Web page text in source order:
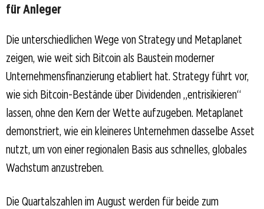
für Anleger
Die unterschiedlichen Wege von Strategy und Metaplanet
zeigen, wie weit sich Bitcoin als Baustein moderner
Unternehmensfinanzierung etabliert hat. Strategy führt vor,
wie sich Bitcoin-Bestände über Dividenden „entrisikieren“
lassen, ohne den Kern der Wette aufzugeben. Metaplanet
demonstriert, wie ein kleineres Unternehmen dasselbe Asset
nutzt, um von einer regionalen Basis aus schnelles, globales
Wachstum anzustreben.
Die Quartalszahlen im August werden für beide zum